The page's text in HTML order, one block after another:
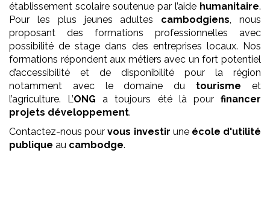
établissement scolaire soutenue par l’aide humanitaire.
Pour les plus jeunes adultes cambodgiens, nous
proposant des formations professionnelles avec
possibilité de stage dans des entreprises locaux. Nos
formations répondent aux métiers avec un fort potentiel
d’accessibilité et de disponibilité pour la région
notamment avec le domaine du tourisme et
l’agriculture. L’ONG a toujours été là pourfinancer
projets développement.
Contactez-nous pourvous investir une école d'utilité
publique au cambodge.